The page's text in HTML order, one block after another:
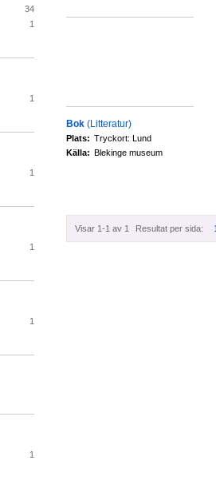
Bok (Litteratur)
Plats: Tryckort: Lund
Källa: Blekinge museum
Visar 1-1 av 1 Resultat per sida:
34
1
1
1
1
1
1